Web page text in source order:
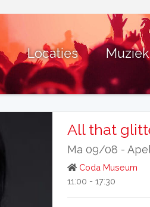
Locaties Muziek
All that
Ma 09/08 -
Coda Museum
11:00 - 17:30